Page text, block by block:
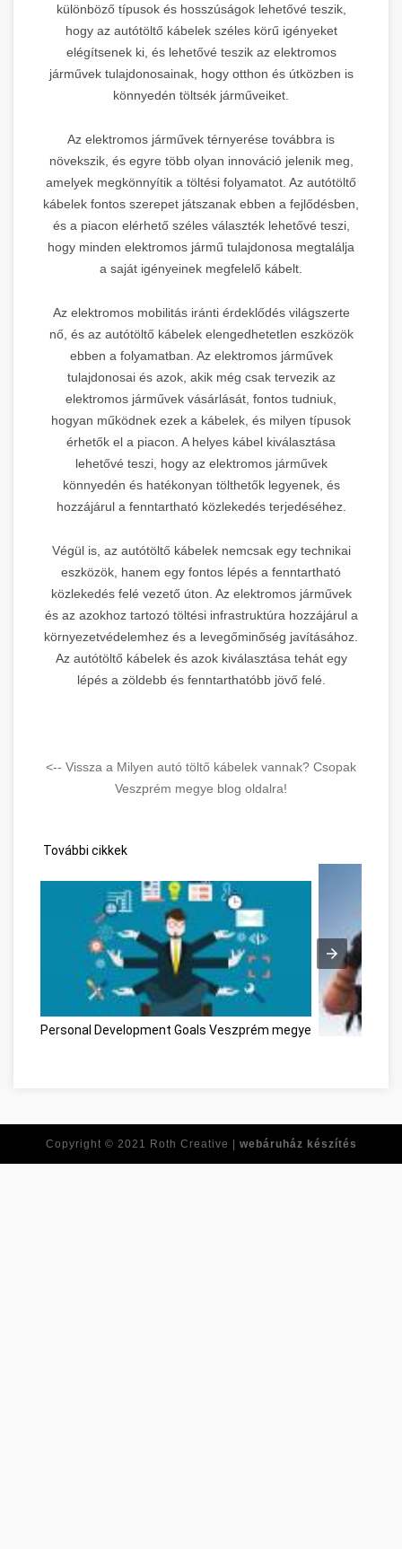
különböző típusok és hosszúságok lehetővé teszik,
hogy az autótöltő kábelek széles körű igényeket
elégítsenek ki, és lehetővé teszik az elektromos
járművek tulajdonosainak, hogy otthon és útközben is
könnyedén töltsék járműveiket.
Az elektromos járművek térnyerése továbbra is
növekszik, és egyre több olyan innováció jelenik meg,
amelyek megkönnyítik a töltési folyamatot. Az autótöltő
kábelek fontos szerepet játszanak ebben a fejlődésben,
és a piacon elérhető széles választék lehetővé teszi,
hogy minden elektromos jármű tulajdonosa megtalálja
a saját igényeinek megfelelő kábelt.
Az elektromos mobilitás iránti érdeklődés világszerte
nő, és az autótöltő kábelek elengedhetetlen eszközök
ebben a folyamatban. Az elektromos járművek
tulajdonosai és azok, akik még csak tervezik az
elektromos járművek vásárlását, fontos tudniuk,
hogyan működnek ezek a kábelek, és milyen típusok
érhetők el a piacon. A helyes kábel kiválasztása
lehetővé teszi, hogy az elektromos járművek
könnyedén és hatékonyan tölthetők legyenek, és
hozzájárul a fenntartható közlekedés terjedéséhez.
Végül is, az autótöltő kábelek nemcsak egy technikai
eszközök, hanem egy fontos lépés a fenntartható
közlekedés felé vezető úton. Az elektromos járművek
és az azokhoz tartozó töltési infrastruktúra hozzájárul a
környezetvédelemhez és a levegőminőség javításához.
Az autótöltő kábelek és azok kiválasztása tehát egy
lépés a zöldebb és fenntarthatóbb jövő felé.
<-- Vissza a Milyen autó töltő kábelek vannak? Csopak
Veszprém megye blog oldalra!
További cikkek
Personal Development Goals Veszprém megye
Copyright © 2021 Roth Creative | webáruház készítés